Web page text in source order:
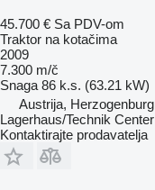
45.700 € Sa PDV-om
Traktor na kotačima
2009
7.300 m/č
Snaga 86 k.s. (63.21 kW)
Austrija, Herzogenburg
Lagerhaus/Technik Center
Kontaktirajte prodavatelja